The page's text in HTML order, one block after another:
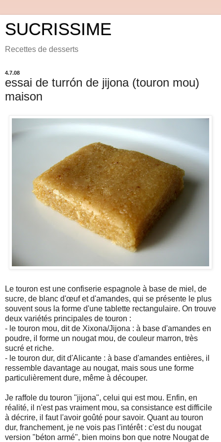
SUCRISSIME
Recettes de desserts
4.7.08
essai de turrón de jijona (touron mou)
maison
Le touron est une confiserie espagnole à base de miel, de
sucre, de blanc d'œuf et d'amandes, qui se présente le plus
souvent sous la forme d'une tablette rectangulaire. On trouve
deux variétés principales de touron :
- le touron mou, dit de Xixona/Jijona : à base d'amandes en
poudre, il forme un nougat mou, de couleur marron, très
sucré et riche.
- le touron dur, dit d'Alicante : à base d'amandes entières, il
ressemble davantage au nougat, mais sous une forme
particulièrement dure, même à découper.
Je raffole du touron "jijona", celui qui est mou. Enfin, en
réalité, il n'est pas vraiment mou, sa consistance est difficile
à décrire, il faut l'avoir goûté pour savoir. Quant au touron
dur, franchement, je ne vois pas l'intérêt : c'est du nougat
version "béton armé", bien moins bon que notre Nougat de